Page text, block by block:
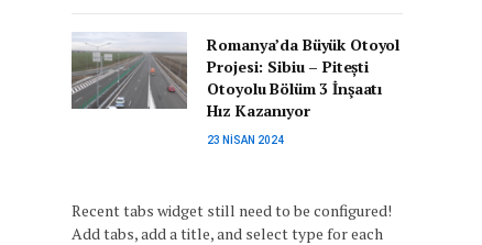
Romanya’da Büyük Otoyol
Projesi: Sibiu – Pitești
Otoyolu Bölüm 3 İnşaatı
Hız Kazanıyor
23 NISAN 2024
Recent tabs widget still need to be configured!
Add tabs, add a title, and select type for each